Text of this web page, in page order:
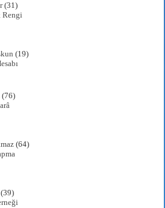
(31)
Rengi
(19)
(76)
(64)
(39)